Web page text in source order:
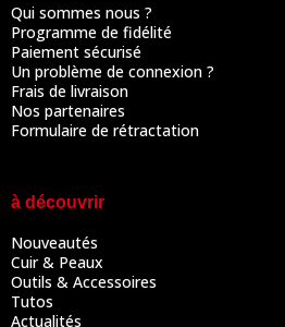
Qui sommes nous ?
Programme de fidélité
Paiement sécurisé
Un problème de connexion ?
Frais de livraison
Nos partenaires
Formulaire de rétractation
à découvrir
Nouveautés
Cuir & Peaux
Outils & Accessoires
Tutos
Actualités